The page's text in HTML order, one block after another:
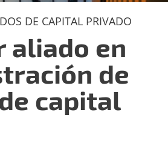
DE CAPITAL PRIVADO
aliado en
de
capital